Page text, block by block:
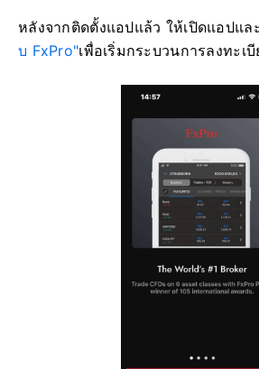
หลังจากติดตั้งแอปแล้ว ให้เปิดแอปแล
บ FxPro"เพื่อเริ่มกระบวนการลงทะเ